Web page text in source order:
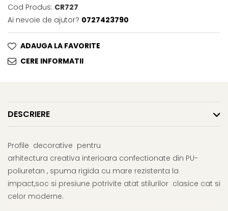
Cod Produs: CR727
Ai nevoie de ajutor? 0727423790
ADAUGA LA FAVORITE
CERE INFORMATII
DESCRIERE
Profile decorative pentru
arhitectura creativa interioara confectionate din PU-
poliuretan , spuma rigida cu mare rezistenta la
impact,soc si presiune potrivite atat stilurilor clasice cat si
celor moderne.